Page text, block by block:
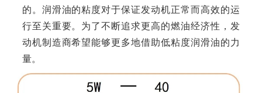
的。润滑油的粘度对于保证发动机正常而高效的运
行至关重要。为了不断追求更高的燃油经济性，发
动机制造商希望能够更多地借助低粘度润滑油的力
量。